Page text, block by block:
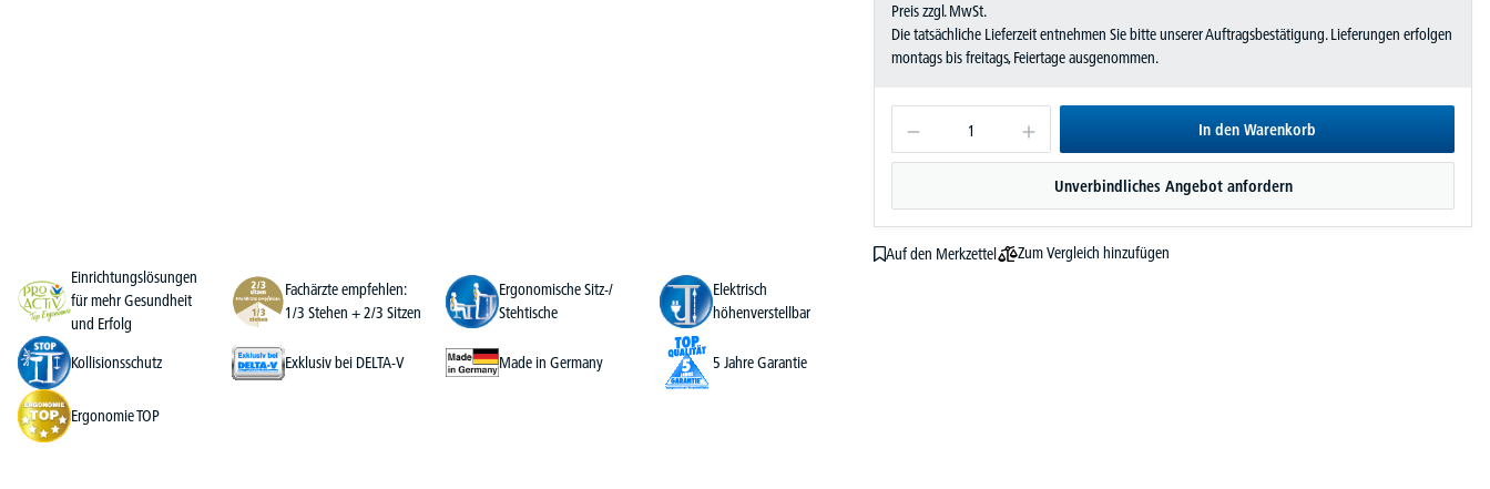
Preis zzgl. MwSt.
Die tatsächliche Lieferzeit entnehmen Sie bitte unserer Auftragsbestätigung. Lieferungen erfolgen
montags bis freitags, Feiertage ausgenommen.
In den Warenkorb
Unverbindliches Angebot anfordern
Auf den Merkzettel
Zum Vergleich hinzufügen
Einrichtungslösungen
für mehr Gesundheit
und Erfolg
Fachärzte empfehlen:
1/3 Stehen + 2/3 Sitzen
Ergonomische Sitz-/
Stehtische
Elektrisch
höhenverstellbar
Kollisionsschutz Exklusiv bei DELTA-V Made in Germany 5 Jahre Garantie
Ergonomie TOP